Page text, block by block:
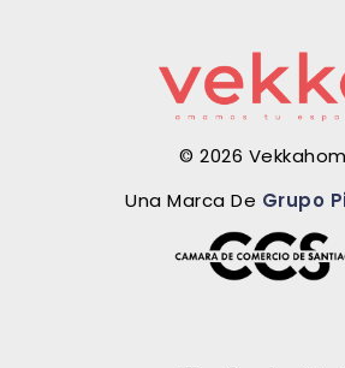
© 2026
Una Marca De Grupo